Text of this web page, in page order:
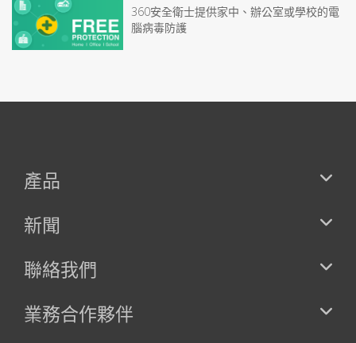
360安全衛士提供家中、辦公室或學校的電
腦病毒防護
產品
新聞
聯絡我們
業務合作夥伴